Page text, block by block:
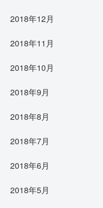
2018年12月
2018年11月
2018年10月
2018年9月
2018年8月
2018年7月
2018年6月
2018年5月